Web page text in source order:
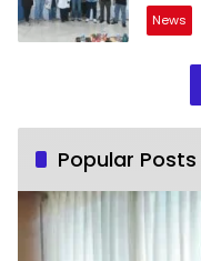
News
Popular Posts